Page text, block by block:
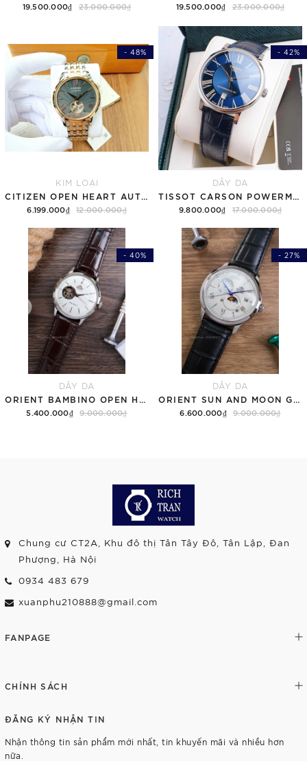
19.500.000₫ 23.000.000₫ 19.500.000₫ 23.000.000₫
- 48%
KIM LOẠI
6.199.000₫ 12.000.000₫
- 42%
DÂY DA
9.800.000₫ 17.000.000₫
- 40%
DÂY DA
5.400.000₫ 9.000.000₫
- 27%
DÂY DA
6.600.000₫ 9.000.000₫
Chung cư CT2A, Khu đô thị Tân Tây Đô, Tân Lập, Đan
Phượng, Hà Nội
0934 483 679
xuanphu210888@gmail.com
FANPAGE
CHÍNH SÁCH
ĐĂNG KÝ NHẬN TIN
Nhận thông tin sản phẩm mới nhất, tin khuyến mãi và nhiều hơn
nữa.